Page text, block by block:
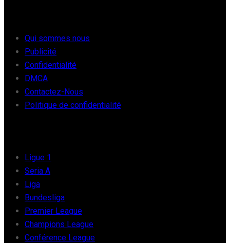
Qui sommes nous
Publicité
Confidentialité
DMCA
Contactez-Nous
Politique de confidentialité
Ligue 1
Seria A
Liga
Bundesliga
Premier League
Champions League
Conférence League